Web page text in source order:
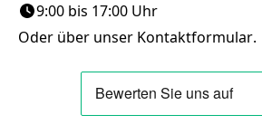
9:00 bis 17:00 Uhr
Oder über unser Kontaktformular.